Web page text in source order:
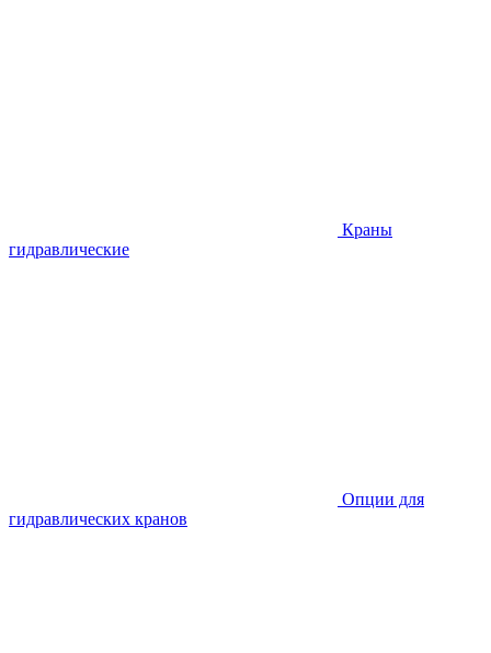
Краны
гидравлические
Опции для
гидравлических кранов